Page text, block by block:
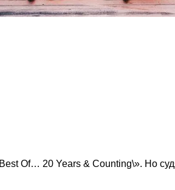
Of… 20 Years & Counting\». Но